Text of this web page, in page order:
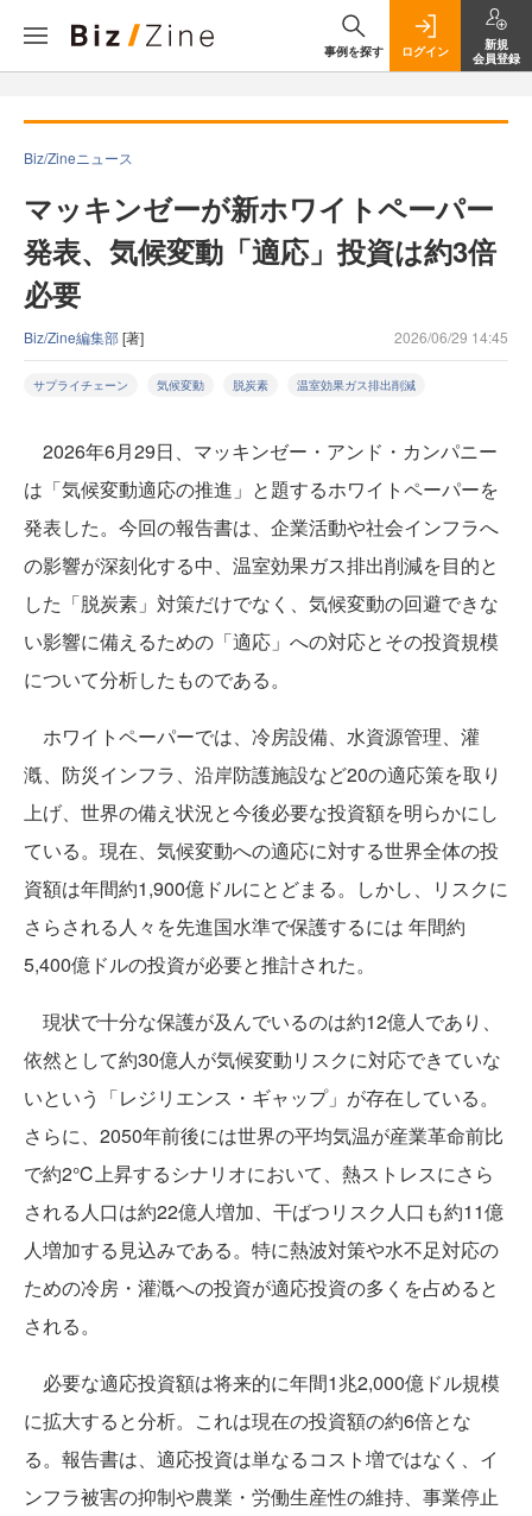
事例を探す ログイン
新規
会員登録
Biz/Zineニュース
マッキンゼーが新ホワイトペーパー
発表、気候変動「適応」投資は約3倍
必要
Biz/Zine編集部[著] 2026/06/29 14:45
サプライチェーン 気候変動 脱炭素 温室効果ガス排出削減
2026年6月29日、マッキンゼー・アンド・カンパニー
は「気候変動適応の推進」と題するホワイトペーパーを
発表した。今回の報告書は、企業活動や社会インフラへ
の影響が深刻化する中、温室効果ガス排出削減を目的と
した「脱炭素」対策だけでなく、気候変動の回避できな
い影響に備えるための「適応」への対応とその投資規模
について分析したものである。
ホワイトペーパーでは、冷房設備、水資源管理、灌
漑、防災インフラ、沿岸防護施設など20の適応策を取り
上げ、世界の備え状況と今後必要な投資額を明らかにし
ている。現在、気候変動への適応に対する世界全体の投
資額は年間約1,900億ドルにとどまる。しかし、リスクに
さらされる人々を先進国水準で保護するには 年間約
5,400億ドルの投資が必要と推計された。
現状で十分な保護が及んでいるのは約12億人であり、
依然として約30億人が気候変動リスクに対応できていな
いという「レジリエンス・ギャップ」が存在している。
さらに、2050年前後には世界の平均気温が産業革命前比
で約2℃上昇するシナリオにおいて、熱ストレスにさら
される人口は約22億人増加、干ばつリスク人口も約11億
人増加する見込みである。特に熱波対策や水不足対応の
ための冷房・灌漑への投資が適応投資の多くを占めると
される。
必要な適応投資額は将来的に年間1兆2,000億ドル規模
に拡大すると分析。これは現在の投資額の約6倍とな
る。報告書は、適応投資は単なるコスト増ではなく、イ
ンフラ被害の抑制や農業・労働生産性の維持、事業停止